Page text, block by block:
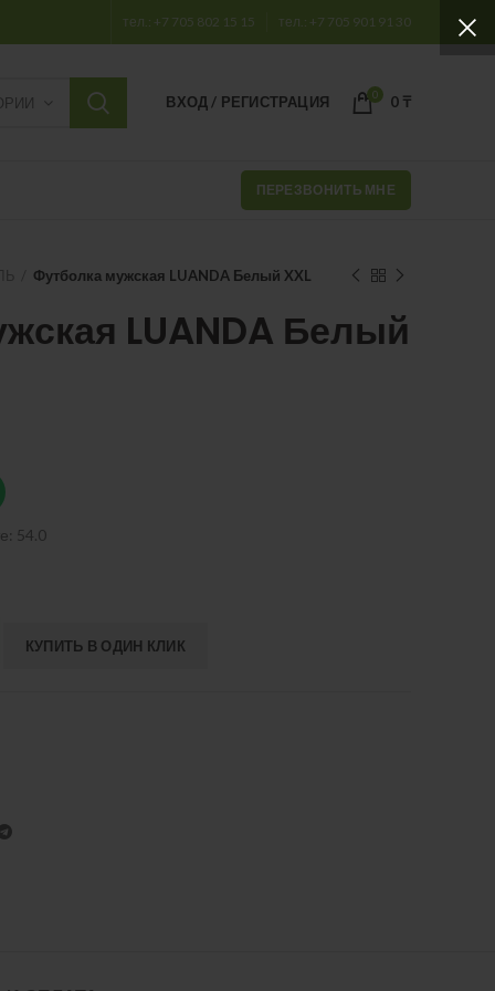
тел.: +7 705 802 15 15 тел.: +7 705 901 91 30
ВХОД / РЕГИСТРАЦИЯ 0 0 ₸
ПЕРЕЗВОНИТЬ МНЕ
Футболка мужская LUANDA Белый XXL
LUANDA Белый
54.0
КУПИТЬ В ОДИН КЛИК